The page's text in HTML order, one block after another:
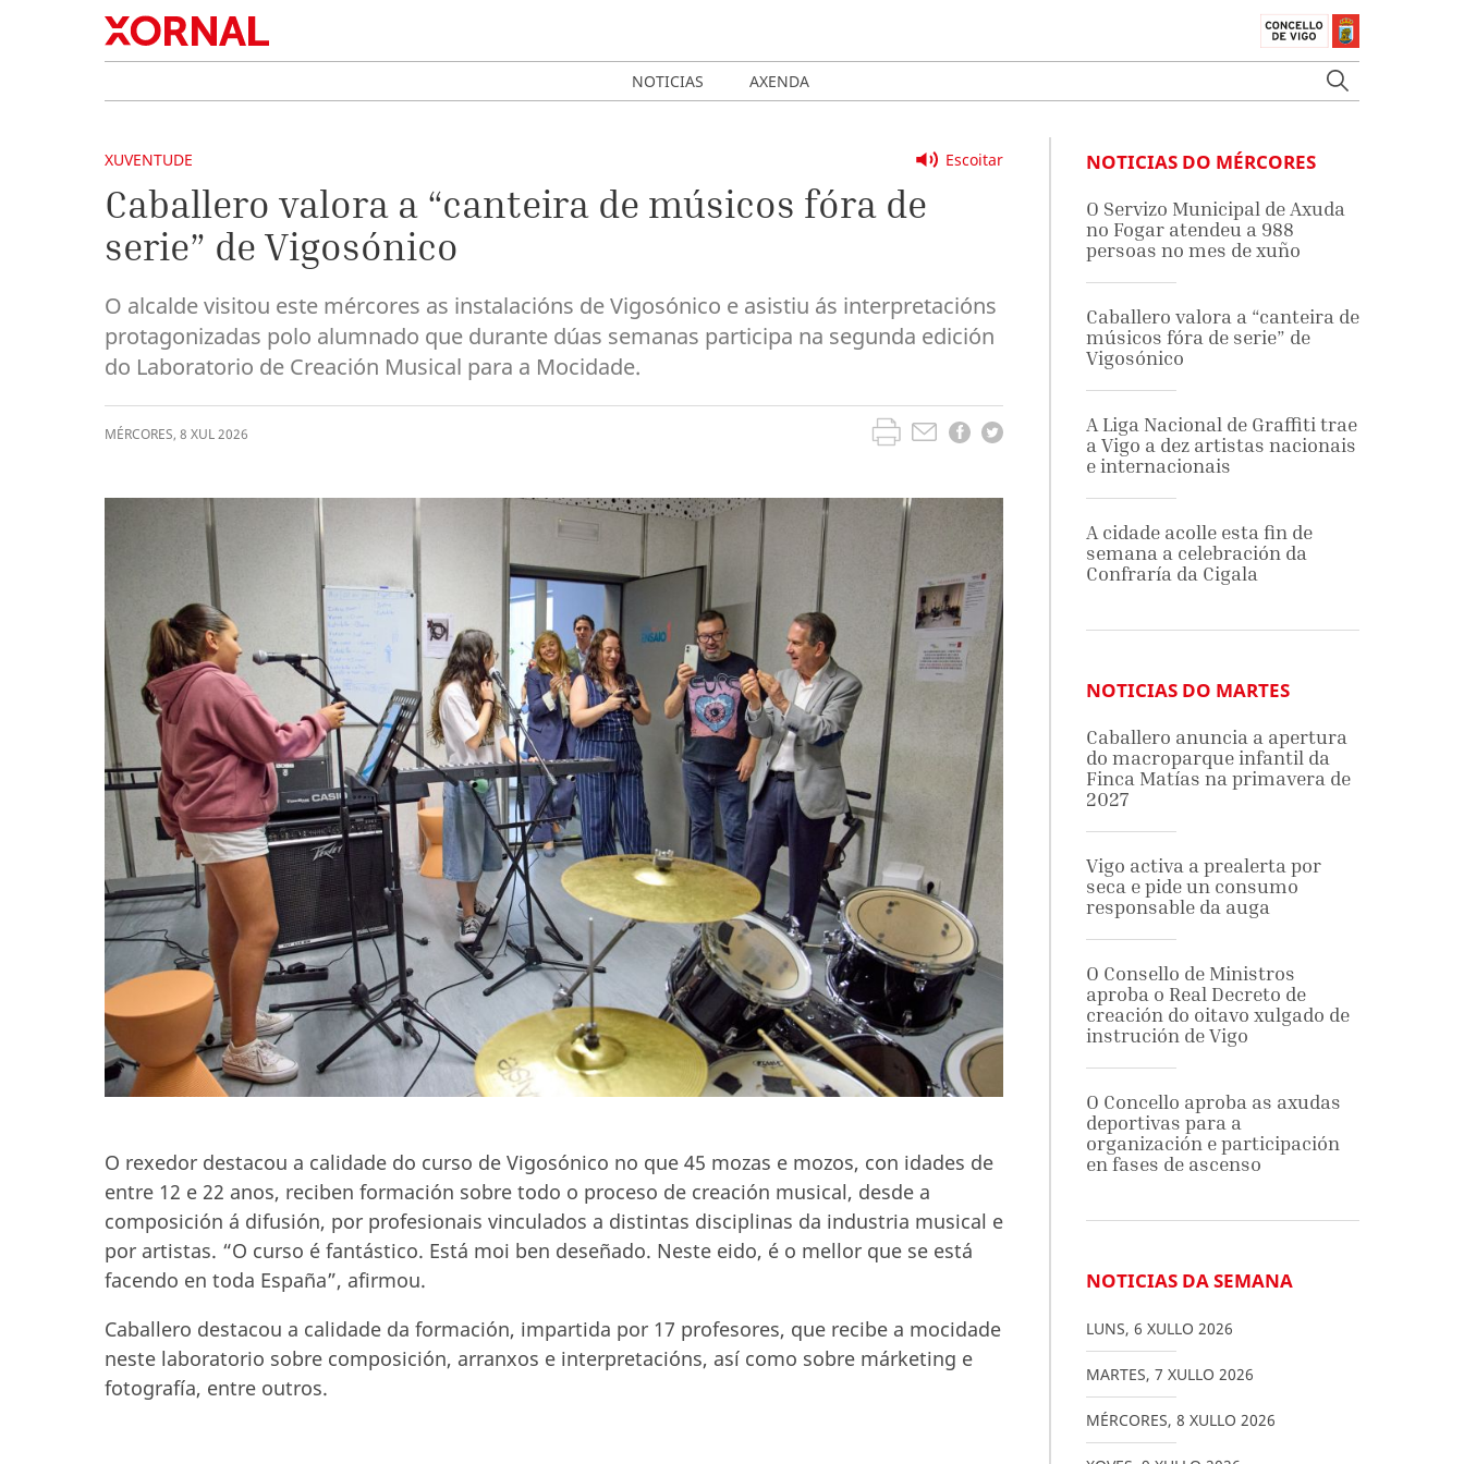
NOTICIAS AXENDA
Escoitar
XUVENTUDE
Caballero valora a “canteira de músicos fóra de
serie” de Vigosónico
O alcalde visitou este mércores as instalacións de Vigosónico e asistiu ás interpretacións
protagonizadas polo alumnado que durante dúas semanas participa na segunda edición
do Laboratorio de Creación Musical para a Mocidade.
MÉRCORES, 8 XUL2026
O rexedor destacou a calidade do curso de Vigosónico no que 45 mozas e mozos, con idades de
entre 12 e 22 anos, reciben formación sobre todo o proceso de creación musical, desde a
composición á difusión, por profesionais vinculados a distintas disciplinas da industria musical e
por artistas. “O curso é fantástico. Está moi ben deseñado. Neste eido, é o mellor que se está
facendo en toda España”, afirmou.
Caballero destacou a calidade da formación, impartida por 17 profesores, que recibe a mocidade
neste laboratorio sobre composición, arranxos e interpretacións, así como sobre márketing e
fotografía, entre outros.
NOTICIAS DO MÉRCORES
O Servizo Municipal de Axuda
no Fogar atendeu a 988
persoas no mes de xuño
Caballero valora a “canteira de
músicos fóra de serie” de
Vigosónico
A Liga Nacional de Graffiti trae
a Vigo a dez artistas nacionais
e internacionais
A cidade acolle esta fin de
semana a celebración da
Confraría da Cigala
NOTICIAS DO MARTES
Caballero anuncia a apertura
do macroparque infantil da
Finca Matías na primavera de
2027
Vigo activa a prealerta por
seca e pide un consumo
responsable da auga
O Consello de Ministros
aproba o Real Decreto de
creación do oitavo xulgado de
instrución de Vigo
O Concello aproba as axudas
deportivas para a
organización e participación
en fases de ascenso
NOTICIAS DA SEMANA
LUNS, 6 XULLO 2026
MARTES, 7 XULLO 2026
MÉRCORES, 8 XULLO 2026